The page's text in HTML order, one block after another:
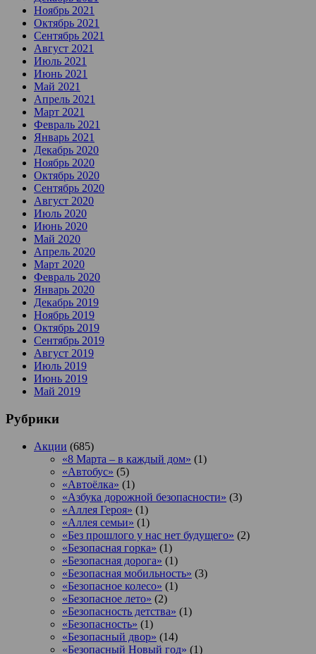
Ноябрь 2021
Октябрь 2021
Сентябрь 2021
Август 2021
Июль 2021
Июнь 2021
Май 2021
Апрель 2021
Март 2021
Февраль 2021
Январь 2021
Декабрь 2020
Ноябрь 2020
Октябрь 2020
Сентябрь 2020
Август 2020
Июль 2020
Июнь 2020
Май 2020
Апрель 2020
Март 2020
Февраль 2020
Январь 2020
Декабрь 2019
Ноябрь 2019
Октябрь 2019
Сентябрь 2019
Август 2019
Июль 2019
Июнь 2019
Май 2019
Рубрики
Акции (685)
«8 Марта – в каждый дом» (1)
«Автобус» (5)
«Автоёлка» (1)
«Азбука дорожной безопасности» (3)
«Аллея Героя» (1)
«Аллея семьи» (1)
«Без прошлого у нас нет будущего» (2)
«Безопасная горка» (1)
«Безопасная дорога» (1)
«Безопасная мобильность» (3)
«Безопасное колесо» (1)
«Безопасное лето» (2)
«Безопасность детства» (1)
«Безопасность» (1)
«Безопасный двор» (14)
«Безопасный Новый год» (1)